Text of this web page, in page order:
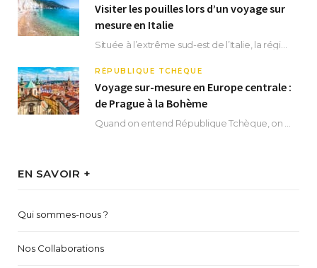
Visiter les pouilles lors d’un voyage sur
mesure en Italie
RÉPUBLIQUE TCHÈQUE
Voyage sur-mesure en Europe centrale :
de Prague à la Bohème
EN SAVOIR +
Qui sommes-nous ?
Nos Collaborations